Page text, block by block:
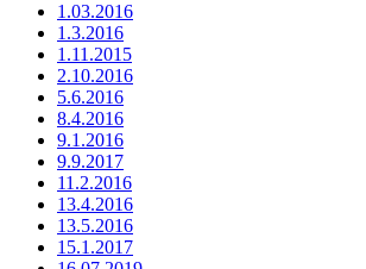
1.03.2016
1.3.2016
1.11.2015
2.10.2016
5.6.2016
8.4.2016
9.1.2016
9.9.2017
11.2.2016
13.4.2016
13.5.2016
15.1.2017